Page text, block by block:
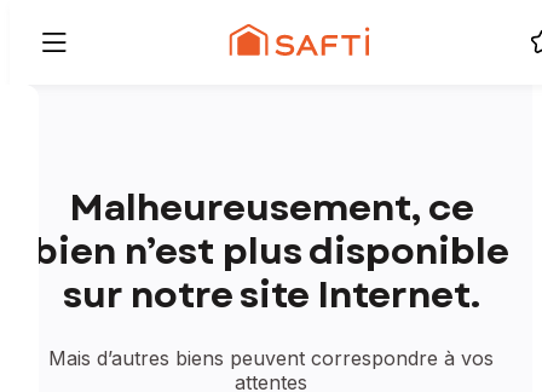
Malheureusement, ce
bien n’est plus disponible
sur notre site Internet.
Mais d’autres biens peuvent correspondre à vos
attentes